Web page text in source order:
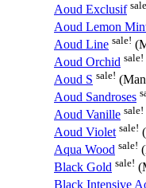
Aoud Exclusif
Aoud Lemon
Aoud Line sale!
Aoud Orchid sale!
Aoud S sale!
Aoud Sandroses
Aoud Vanille sale!
Aoud Violet sale!
Aqua Wood sale!
Black Gold sale!
Black Intensive